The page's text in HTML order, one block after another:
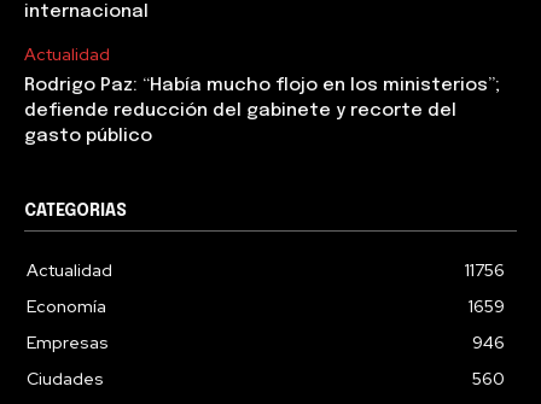
internacional
Actualidad
Rodrigo Paz: “Había mucho flojo en los ministerios”;
defiende reducción del gabinete y recorte del
gasto público
CATEGORIAS
Actualidad
11756
Economía
1659
Empresas
946
Ciudades
560